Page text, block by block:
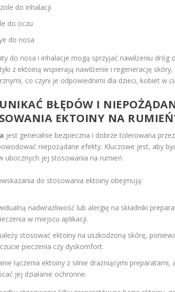
do inhalacji
do oczu
do nosa
do nosa i inhalacje mogą sprzyjać nawilżeniu
z ektoiną wspierają nawilżenie i regenerację
co czyni je odpowiednimi dla dzieci, kobiet w
BŁĘDÓW I
EKTOINY NA
jest generalnie bezpieczna i dobrze tolerowana
niepożądane efekty. Kluczowe jest, aby
ubocznych jej stosowania na rumień.
do stosowania ektoiny obejmują:
nadwrażliwość lub alergię na składniki
w miejscu aplikacji.
stosować ektoiny na uszkodzoną skórę,
pieczenia czy dyskomfort.
łączenia ektoiny z silnie drażniącymi
jej działanie ochronne.